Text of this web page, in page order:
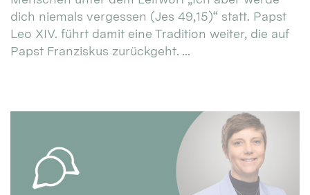
dich niemals vergessen (Jes 49,15)“ statt. Papst
Leo XIV. führt damit eine Tradition weiter, die auf
Papst Franziskus zurückgeht. ...